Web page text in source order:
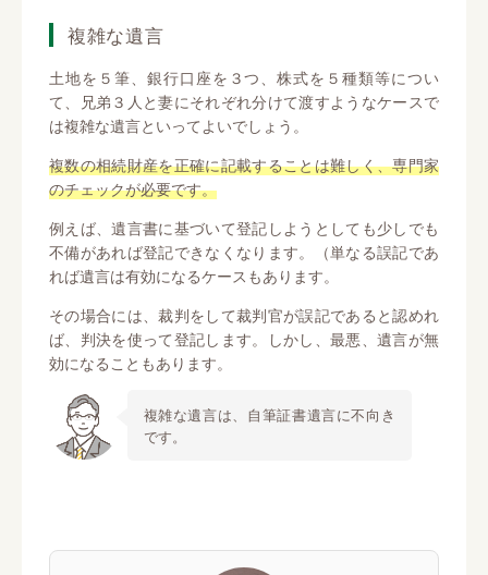
複雑な遺言
土地を５筆、銀行口座を３つ、株式を５種類等につい
て、兄弟３人と妻にそれぞれ分けて渡すようなケースで
は複雑な遺言といってよいでしょう。
複数の相続財産を正確に記載することは難しく、専門家
のチェックが必要です。
例えば、遺言書に基づいて登記しようとしても少しでも
不備があれば登記できなくなります。（単なる誤記であ
れば遺言は有効になるケースもあります。
その場合には、裁判をして裁判官が誤記であると認めれ
ば、判決を使って登記します。しかし、最悪、遺言が無
効になることもあります。
複雑な遺言は、自筆証書遺言に不向き
です。